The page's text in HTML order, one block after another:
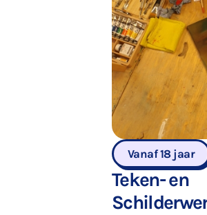
Vanaf 18 jaar
Teken- en